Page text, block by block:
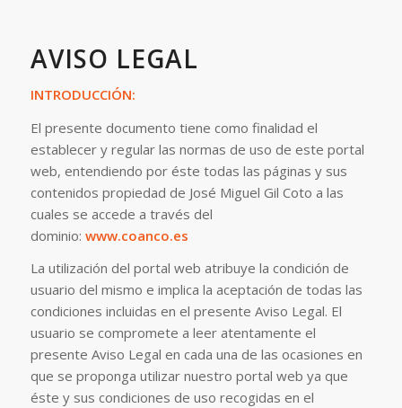
AVISO LEGAL
INTRODUCCIÓN:
El presente documento tiene como finalidad el
establecer y regular las normas de uso de este portal
web, entendiendo por éste todas las páginas y sus
contenidos propiedad de José Miguel Gil Coto a las
cuales se accede a través del
dominio: www.coanco.es
La utilización del portal web atribuye la condición de
usuario del mismo e implica la aceptación de todas las
condiciones incluidas en el presente Aviso Legal. El
usuario se compromete a leer atentamente el
presente Aviso Legal en cada una de las ocasiones en
que se proponga utilizar nuestro portal web ya que
éste y sus condiciones de uso recogidas en el